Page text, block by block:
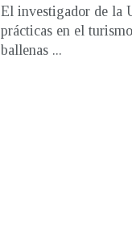
El investigador de la
prácticas en el
ballenas ...